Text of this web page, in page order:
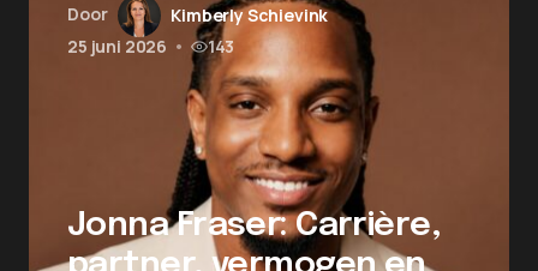
Door
Kimberly Schievink
25 juni 2026 • 143
Jonna Fraser: Carrière,